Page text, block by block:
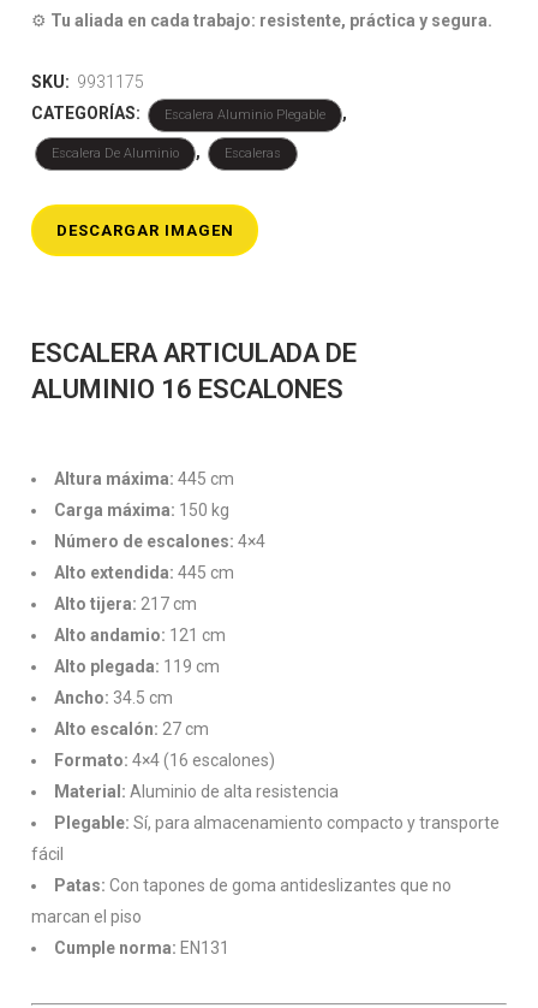
⚙️ Tu aliada en cada trabajo: resistente, práctica y segura.
SKU: 9931175
CATEGORÍAS:
Escalera Aluminio Plegable ,
Escalera De Aluminio , Escaleras
DESCARGAR IMAGEN
ESCALERA ARTICULADA DE
ALUMINIO 16 ESCALONES
Altura máxima: 445 cm
Carga máxima: 150 kg
Número de escalones: 4×4
Alto extendida: 445 cm
Alto tijera: 217 cm
Alto andamio: 121 cm
Alto plegada: 119 cm
Ancho: 34.5 cm
Alto escalón: 27 cm
Formato: 4×4 (16 escalones)
Material: Aluminio de alta resistencia
Plegable: Sí, para almacenamiento compacto y transporte
fácil
Patas: Con tapones de goma antideslizantes que no
marcan el piso
Cumple norma: EN131